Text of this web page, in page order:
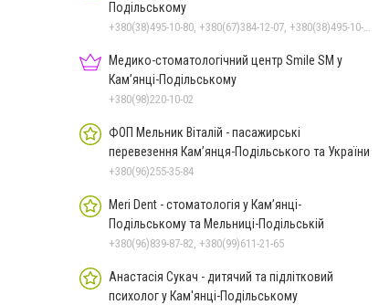
Подільському
+380(38)495-10-80, +380(67)384-12-07, +380(38)495-10-70
Медико-стоматологічний центр Smile SM у
Кам’янці-Подільському
+380(98)220-10-02
ФОП Мельник Віталій - пасажирські
перевезення Кам’янця-Подільського та України
+380(96)255-35-84
Meri Dent - стоматологія у Кам’янці-
Подільському та Мельниці-Подільській
+380(96)839-87-82, +380(99)611-21-65
Анастасія Сукач - дитячий та підлітковий
психолог у Кам'янці-Подільському